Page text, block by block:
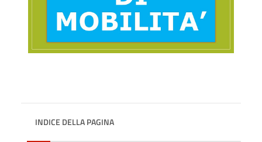
INDICE DELLA PAGINA